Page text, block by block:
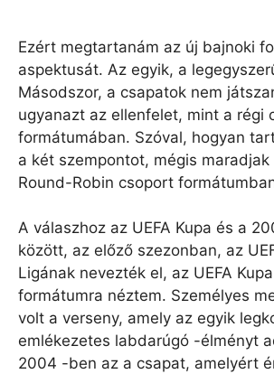
Ezért megtartanám az új bajnoki
aspektusát. Az egyik, a
Másodszor, a csapatok nem
ugyanazt az ellenfelet, mint a régi
formátumában. Szóval, hogyan
a két szempontot, mégis maradjak
Round-Robin csoport
A válaszhoz az UEFA Kupa és a
között, az előző szezonban, az
Ligának nevezték el, az UEFA
formátumra néztem. Személyes
volt a verseny, amely az egyik
emlékezetes labdarúgó -élményt
2004 -ben az a csapat, amelyért